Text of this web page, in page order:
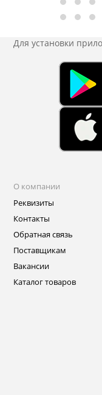
Для установки
О компании
Реквизиты
Контакты
Обратная связь
Поставщикам
Вакансии
Каталог товаров